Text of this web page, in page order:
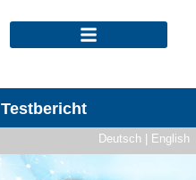
Testbericht
Deutsch | English